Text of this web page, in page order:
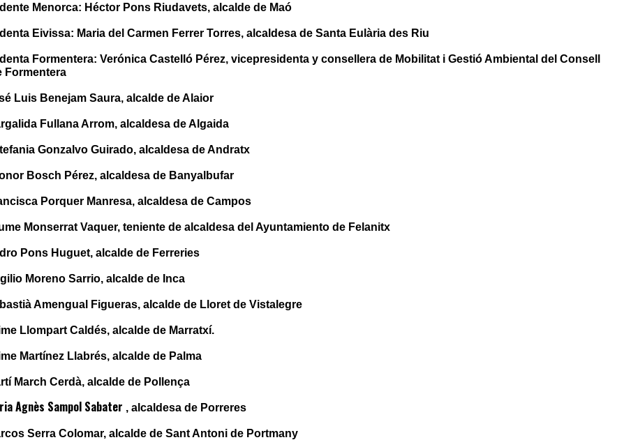
Menorca: Héctor Pons Riudavets, alcalde de Maó
Eivissa: Maria del Carmen Ferrer Torres, alcaldesa de Santa Eulària des Riu
Formentera: Verónica Castelló Pérez, vicepresidenta y consellera de Mobilitat i Gestió Ambiental del Consell
Formentera
Luis Benejam Saura, alcalde de Alaior
Fullana Arrom, alcaldesa de Algaida
Gonzalvo Guirado, alcaldesa de Andratx
Bosch Pérez, alcaldesa de Banyalbufar
Porquer Manresa, alcaldesa de Campos
Monserrat Vaquer, teniente de alcaldesa del Ayuntamiento de Felanitx
Pons Huguet, alcalde de Ferreries
Moreno Sarrio, alcalde de Inca
Amengual Figueras, alcalde de Lloret de Vistalegre
Llompart Caldés, alcalde de Marratxí.
Martínez Llabrés, alcalde de Palma
March Cerdà, alcalde de Pollença
Agnès Sampol Sabater , alcaldesa de Porreres
Serra Colomar, alcalde de Sant Antoni de Portmany